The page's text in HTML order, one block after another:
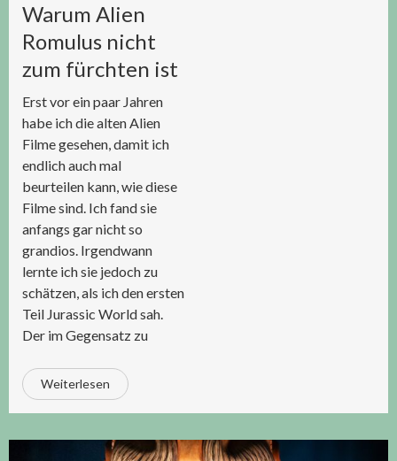
Warum Alien
Romulus nicht
zum fürchten ist
Erst vor ein paar Jahren
habe ich die alten Alien
Filme gesehen, damit ich
endlich auch mal
beurteilen kann, wie diese
Filme sind. Ich fand sie
anfangs gar nicht so
grandios. Irgendwann
lernte ich sie jedoch zu
schätzen, als ich den ersten
Teil Jurassic World sah.
Der im Gegensatz zu
Weiterlesen